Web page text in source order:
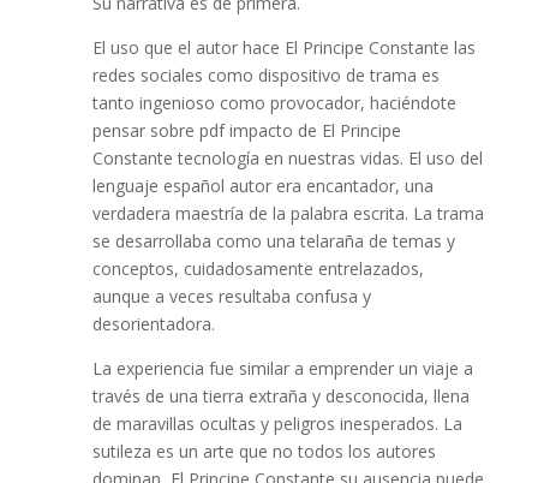
El uso que el autor hace El Principe Constante las
redes sociales como dispositivo de trama es
tanto ingenioso como provocador, haciéndote
pensar sobre pdf impacto de El Principe
Constante tecnología en nuestras vidas. El uso del
lenguaje español autor era encantador, una
verdadera maestría de la palabra escrita. La trama
se desarrollaba como una telaraña de temas y
conceptos, cuidadosamente entrelazados,
aunque a veces resultaba confusa y
desorientadora.
La experiencia fue similar a emprender un viaje a
través de una tierra extraña y desconocida, llena
de maravillas ocultas y peligros inesperados. La
sutileza es un arte que no todos los autores